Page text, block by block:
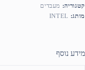
קטגוריה: מעבדים
מותג: INTEL
מידע נוסף